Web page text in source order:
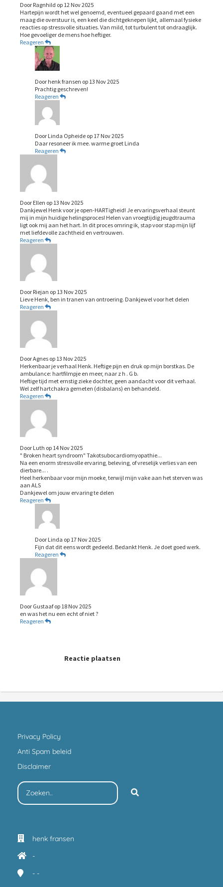
Door Ragnhild op 12 Nov 2025
Hartepijn wordt het wel genoemd, eventueel gepaard gaand met een
maag die overstuur is, een keel die dichtgeknepen lijkt, allemaal fysieke
reacties op stressvolle situaties. Van mild, tot turbulent tot ondraaglijk.
Hoe gevoeliger de mens hoe heftiger.
Reageren
Door henk fransen op 13 Nov 2025
Prachtig geschreven!
Reageren
Door Linda Opheide op 17 Nov 2025
Daar resoneer ik mee. warme groet Linda
Reageren
Door Ellen op 13 Nov 2025
Dankjewel Henk voor je open-HARTigheid! Je ervaringsverhaal steunt
mij in mijn huidige helingsproces! Helen van vroegtijdig jeugdtrauma
ligt ook mij aan het hart. In dit proces omring ik, stap voor stap mijn lijf
met liefdevolle zachtheid en vertrouwen.
Reageren
Door Riejan op 13 Nov 2025
Lieve Henk, ben in tranen van ontroering. Dankjewel voor het delen
Reageren
DoorAgnes op 13 Nov 2025
Herkenbaar je verhaal Henk. Heftige pijn en druk op mijn borstkas. De
ambulance: hartfilmpje en meer, naar z h . G b.
Heftige tijd met ernstig zieke dochter, geen aandacht voor dit verhaal.
Wel zelf hartchakra gemeten (disbalans) en behandeld.
Reageren
Door Luth op 14 Nov 2025
" Broken heart syndroom" Takotsubocardiomyopathie...
Na een enorm stressvolle ervaring, beleving, of vreselijk verlies van een
dierbare... .
Heel herkenbaar voor mijn moeke, terwijl mijn vake aan het sterven was
aan ALS
Dankjewel om jouw ervaring te delen
Reageren
Door Linda op 17 Nov 2025
Fijn dat dit eens wordt gedeeld. Bedankt Henk. Je doet goed werk.
Reageren
Door Gustaafop 18 Nov 2025
en was het nu een echt of niet ?
Reageren
Reactie plaatsen
Privacy Policy
Anti Spam beleid
Disclaimer
henk fransen
-
- -